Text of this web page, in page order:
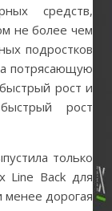
средств,
не более чем
подростков
потрясающую
рост и
рост
только
Line Back для
дорогая